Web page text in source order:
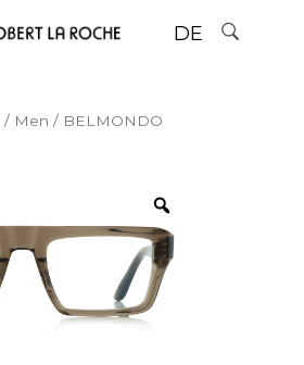
DE
/ Men / BELMONDO